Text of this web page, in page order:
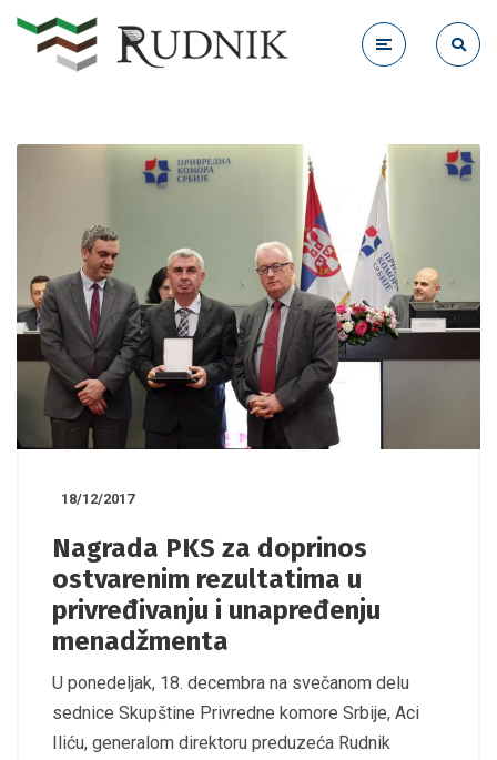
18/12/2017
Nagrada PKS za doprinos
ostvarenim rezultatima u
privređivanju i unapređenju
menadžmenta
U ponedeljak, 18. decembra na svečanom delu
sednice Skupštine Privredne komore Srbije, Aci
Iliću, generalom direktoru preduzeća Rudnik